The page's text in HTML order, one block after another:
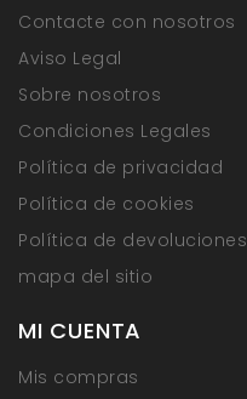
Contacte con nosotros
Aviso Legal
Sobre nosotros
Condiciones Legales
Política de privacidad
Política de cookies
Política de devoluciones
mapa del sitio
MI CUENTA
Mis compras